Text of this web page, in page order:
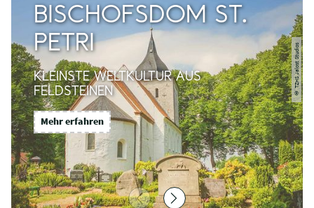
© TZHS Jalost Studios
BISCHOFSDOM ST.
PETRI
KLEINSTE WELTKULTUR AUS
FELDSTEINEN
Mehr erfahren